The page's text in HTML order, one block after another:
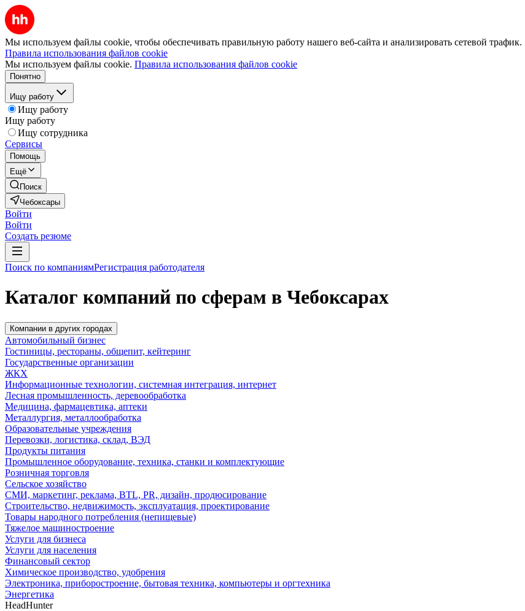
Мы используем файлы cookie, чтобы обеспечивать правильную работу нашего веб-сайта и анализировать сетевой трафик.
Правила использования файлов cookie
Мы используем файлы cookie. Правила использования файлов cookie
Понятно
Ищу работу
Ищу работу
Ищу работу
Ищу сотрудника
Сервисы
Помощь
Ещё
Поиск
Чебоксары
Войти
Войти
Создать резюме
Поиск по компаниямРегистрация работодателя
Каталог компаний по сферам в Чебоксарах
Компании в других городах
Автомобильный бизнес
Гостиницы, рестораны, общепит, кейтеринг
Государственные организации
ЖКХ
Информационные технологии, системная интеграция, интернет
Лесная промышленность, деревообработка
Медицина, фармацевтика, аптеки
Металлургия, металлообработка
Образовательные учреждения
Перевозки, логистика, склад, ВЭД
Продукты питания
Промышленное оборудование, техника, станки и комплектующие
Розничная торговля
Сельское хозяйство
СМИ, маркетинг, реклама, BTL, PR, дизайн, продюсирование
Строительство, недвижимость, эксплуатация, проектирование
Товары народного потребления (непищевые)
Тяжелое машиностроение
Услуги для бизнеса
Услуги для населения
Финансовый сектор
Химическое производство, удобрения
Электроника, приборостроение, бытовая техника, компьютеры и оргтехника
Энергетика
HeadHunter